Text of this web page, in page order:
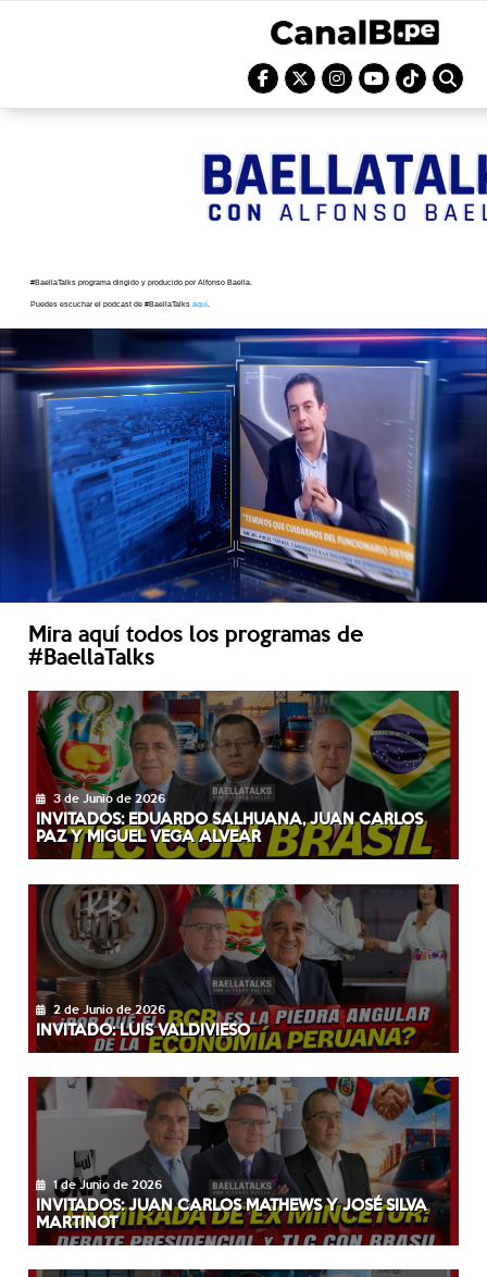
#BaellaTalks programa dirigido y producido por Alfonso Baella.
Puedes escuchar el podcast de #BaellaTalks aquí
Mira aquí todos los programas de
#BaellaTalks
3 de Junio de 2026
INVITADOS: EDUARDO SALHUANA, JUAN CARLOS
PAZ Y MIGUEL VEGA ALVEAR
2 de Junio de 2026
INVITADO: LUIS VALDIVIESO
1 de Junio de 2026
INVITADOS: JUAN CARLOS MATHEWS Y JOSÉ SILVA
MARTINOT